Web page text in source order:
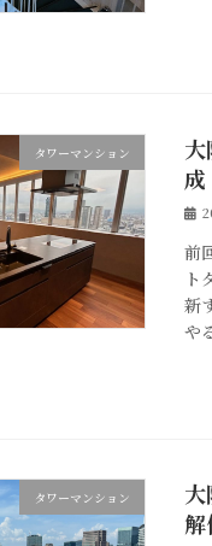
タワーマンション
成
前
ト
新
や
タワーマンション